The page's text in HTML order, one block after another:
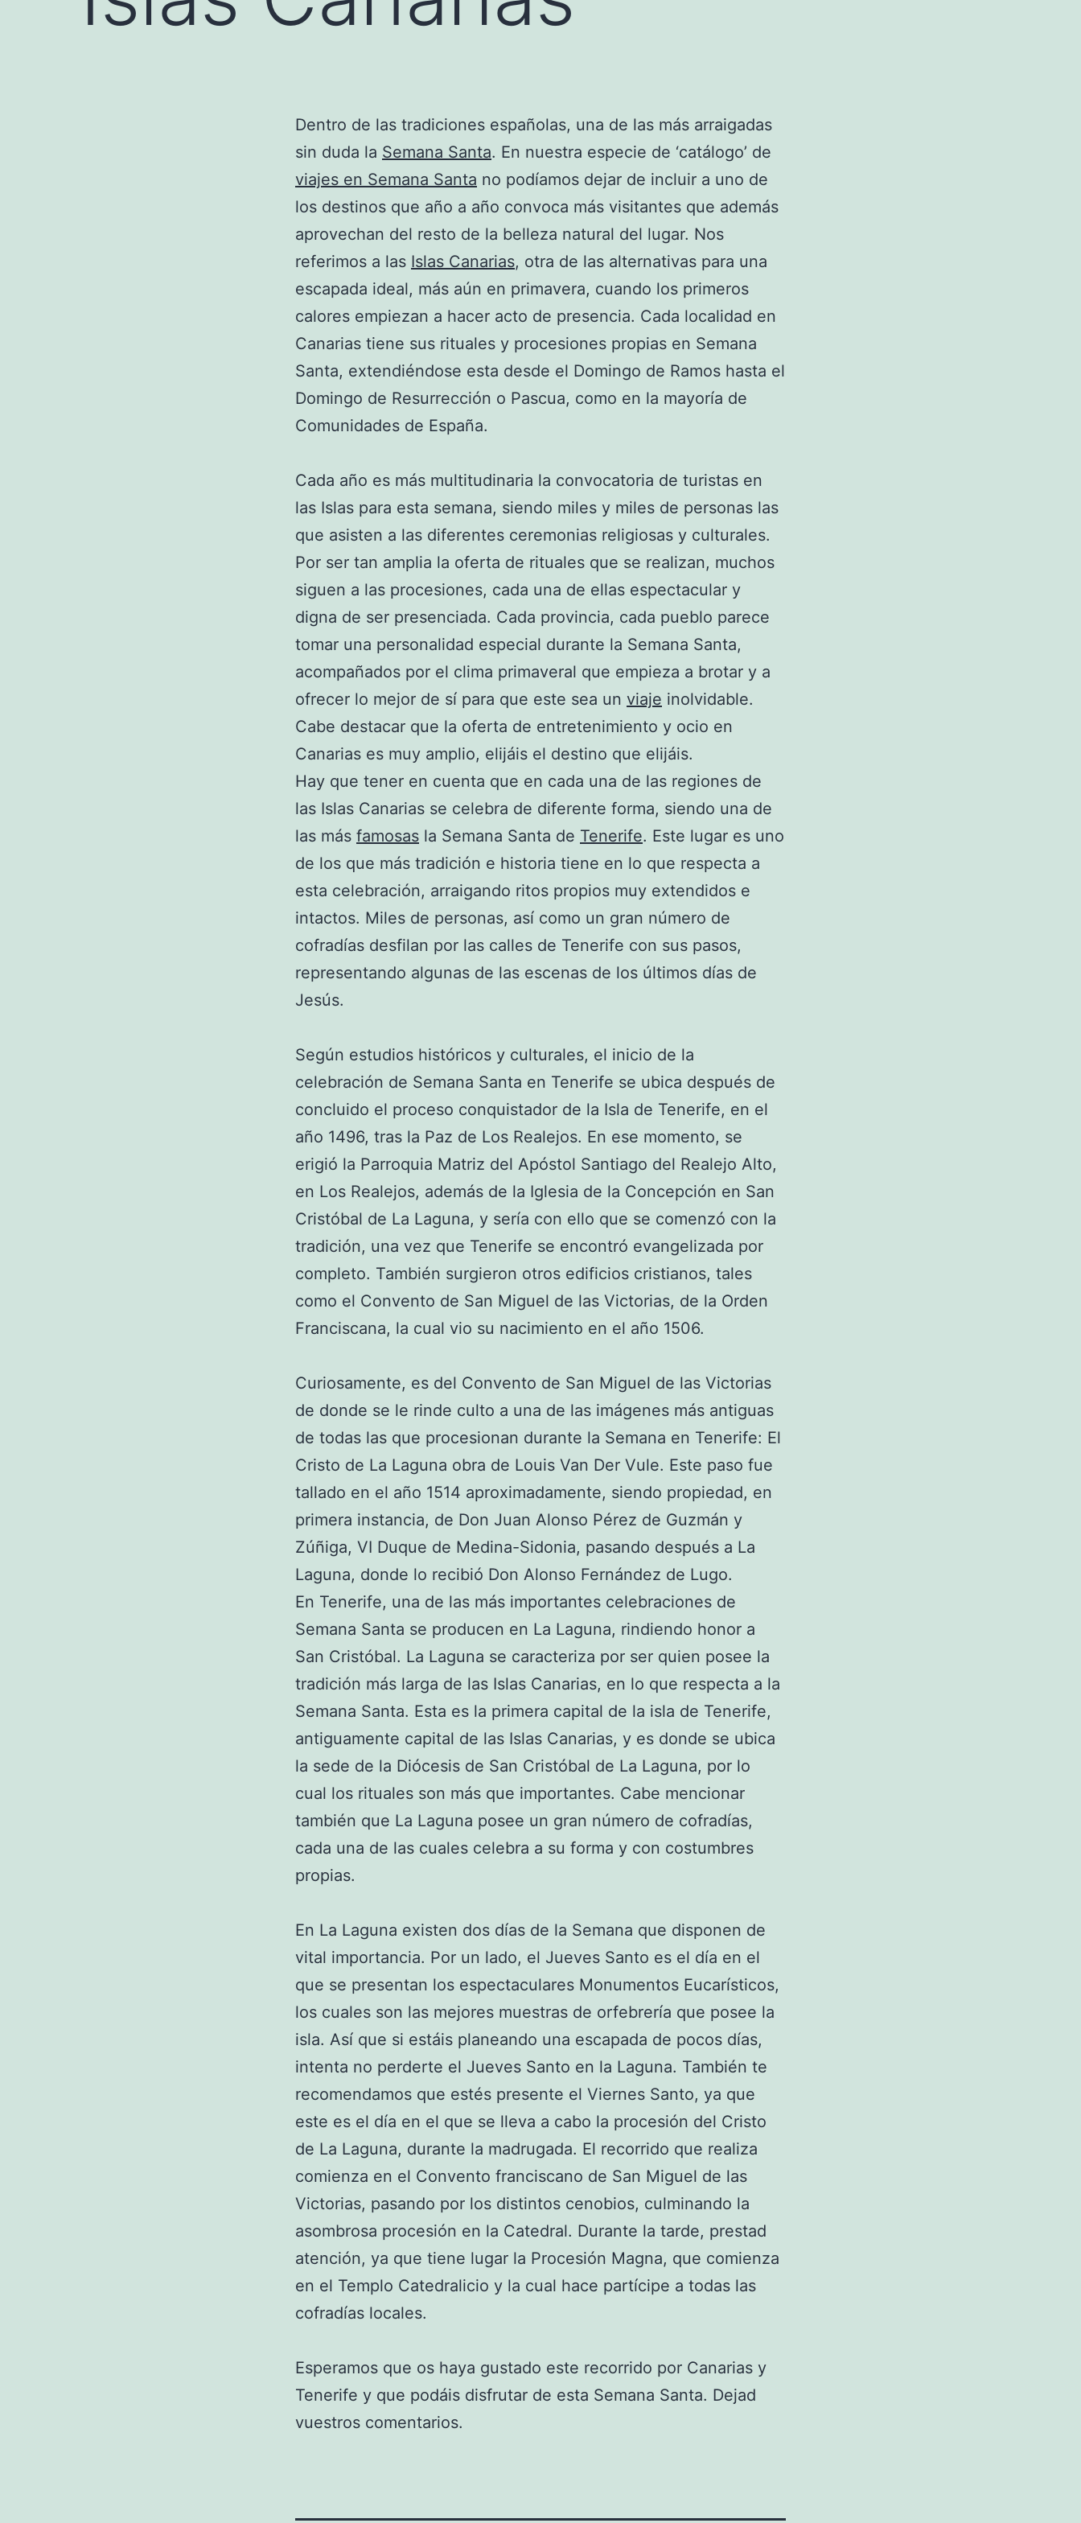
Dentro de las tradiciones españolas, una de las más arraigadas
sin duda la Semana Santa. En nuestra especie de ‘catálogo’ de
viajes en Semana Santa no podíamos dejar de incluir a uno de
los destinos que año a año convoca más visitantes que además
aprovechan del resto de la belleza natural del lugar. Nos
referimos a las Islas Canarias, otra de las alternativas para una
escapada ideal, más aún en primavera, cuando los primeros
calores empiezan a hacer acto de presencia. Cada localidad en
Canarias tiene sus rituales y procesiones propias en Semana
Santa, extendiéndose esta desde el Domingo de Ramos hasta el
Domingo de Resurrección o Pascua, como en la mayoría de
Comunidades de España.
Cada año es más multitudinaria la convocatoria de turistas en
las Islas para esta semana, siendo miles y miles de personas las
que asisten a las diferentes ceremonias religiosas y culturales.
Por ser tan amplia la oferta de rituales que se realizan, muchos
siguen a las procesiones, cada una de ellas espectacular y
digna de ser presenciada. Cada provincia, cada pueblo parece
tomar una personalidad especial durante la Semana Santa,
acompañados por el clima primaveral que empieza a brotar y a
ofrecer lo mejor de sí para que este sea un viaje inolvidable.
Cabe destacar que la oferta de entretenimiento y ocio en
Canarias es muy amplio, elijáis el destino que elijáis.
Hay que tener en cuenta que en cada una de las regiones de
las Islas Canarias se celebra de diferente forma, siendo una de
las más famosas la Semana Santa de Tenerife. Este lugar es uno
de los que más tradición e historia tiene en lo que respecta a
esta celebración, arraigando ritos propios muy extendidos e
intactos. Miles de personas, así como un gran número de
cofradías desfilan por las calles de Tenerife con sus pasos,
representando algunas de las escenas de los últimos días de
Jesús.
Según estudios históricos y culturales, el inicio de la
celebración de Semana Santa en Tenerife se ubica después de
concluido el proceso conquistador de la Isla de Tenerife, en el
año 1496, tras la Paz de Los Realejos. En ese momento, se
erigió la Parroquia Matriz del Apóstol Santiago del Realejo Alto,
en Los Realejos, además de la Iglesia de la Concepción en San
Cristóbal de La Laguna, y sería con ello que se comenzó con la
tradición, una vez que Tenerife se encontró evangelizada por
completo. También surgieron otros edificios cristianos, tales
como el Convento de San Miguel de las Victorias, de la Orden
Franciscana, la cual vio su nacimiento en el año 1506.
Curiosamente, es del Convento de San Miguel de las Victorias
de donde se le rinde culto a una de las imágenes más antiguas
de todas las que procesionan durante la Semana en Tenerife: El
Cristo de La Laguna obra de Louis Van Der Vule. Este paso fue
tallado en el año 1514 aproximadamente, siendo propiedad, en
primera instancia, de Don Juan Alonso Pérez de Guzmán y
Zúñiga, VI Duque de Medina-Sidonia, pasando después a La
Laguna, donde lo recibió Don Alonso Fernández de Lugo.
En Tenerife, una de las más importantes celebraciones de
Semana Santa se producen en La Laguna, rindiendo honor a
San Cristóbal. La Laguna se caracteriza por ser quien posee la
tradición más larga de las Islas Canarias, en lo que respecta a la
Semana Santa. Esta es la primera capital de la isla de Tenerife,
antiguamente capital de las Islas Canarias, y es donde se ubica
la sede de la Diócesis de San Cristóbal de La Laguna, por lo
cual los rituales son más que importantes. Cabe mencionar
también que La Laguna posee un gran número de cofradías,
cada una de las cuales celebra a su forma y con costumbres
propias.
En La Laguna existen dos días de la Semana que disponen de
vital importancia. Por un lado, el Jueves Santo es el día en el
que se presentan los espectaculares Monumentos Eucarísticos,
los cuales son las mejores muestras de orfebrería que posee la
isla. Así que si estáis planeando una escapada de pocos días,
intenta no perderte el Jueves Santo en la Laguna. También te
recomendamos que estés presente el Viernes Santo, ya que
este es el día en el que se lleva a cabo la procesión del Cristo
de La Laguna, durante la madrugada. El recorrido que realiza
comienza en el Convento franciscano de San Miguel de las
Victorias, pasando por los distintos cenobios, culminando la
asombrosa procesión en la Catedral. Durante la tarde, prestad
atención, ya que tiene lugar la Procesión Magna, que comienza
en el Templo Catedralicio y la cual hace partícipe a todas las
cofradías locales.
Esperamos que os haya gustado este recorrido por Canarias y
Tenerife y que podáis disfrutar de esta Semana Santa. Dejad
vuestros comentarios.